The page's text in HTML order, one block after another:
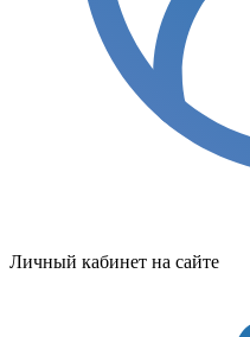
Личный кабинет на сайте